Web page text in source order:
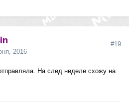
2016
#19
На след неделе схожу на